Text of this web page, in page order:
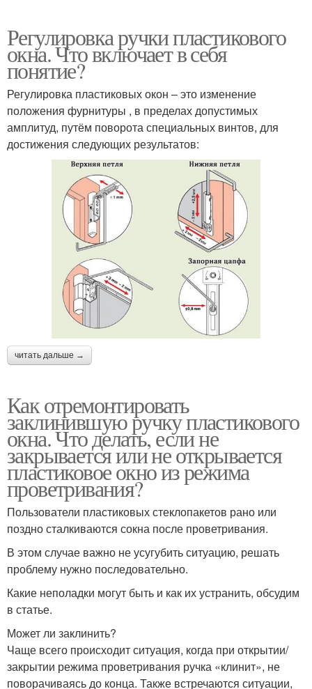
Регулировка ручки пластикового
окна. Что включает в себя
понятие?
Регулировка пластиковых окон – это изменение
положения фурнитуры , в пределах допустимых
амплитуд, путём поворота специальных винтов, для
достижения следующих результатов:
читать дальше →
Как отремонтировать
заклинившую ручку пластикового
окна. Что делать, если не
закрывается или не открывается
пластиковое окно из режима
проветривания?
Пользователи пластиковых стеклопакетов рано или
поздно сталкиваются сокна после проветривания.
В этом случае важно не усугубить ситуацию, решать
проблему нужно последовательно.
Какие неполадки могут быть и как их устранить, обсудим
в статье.
Может ли заклинить?
Чаще всего происходит ситуация, когда при открытии/
закрытии режима проветривания ручка «клинит», не
поворачиваясь до конца. Также встречаются ситуации,